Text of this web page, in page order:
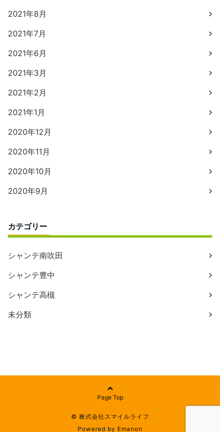
2021年8月
2021年7月
2021年6月
2021年3月
2021年2月
2021年1月
2020年12月
2020年11月
2020年10月
2020年9月
カテゴリー
シャンテ南吹田
シャンテ豊中
シャンテ高槻
未分類
Page Top
© 株式会社スマイルライフ
Powered by Emanon